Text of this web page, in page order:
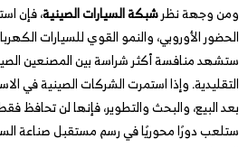
ومن وجهة نظرشبكة السيارات الصينية، فإن
الحضور الأوروبي، والنمو القوي للسيارات
ستشهد منافسة أكثر شراسة بين المصنعين
التقليدية. وإذا استمرت الشركات الصينية في
بعد البيع، والبحث والتطوير، فإنها لن تحافظ
ستلعب دورًا محوريًا في رسم مستقبل صناعة